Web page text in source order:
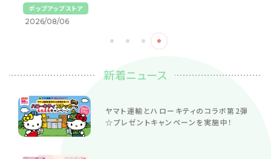
ポップアップストア
2026/08/06
新着ニュース
ヤマト運輸とハローキティのコラボ第2弾
☆プレゼントキャンペーンを実施中！